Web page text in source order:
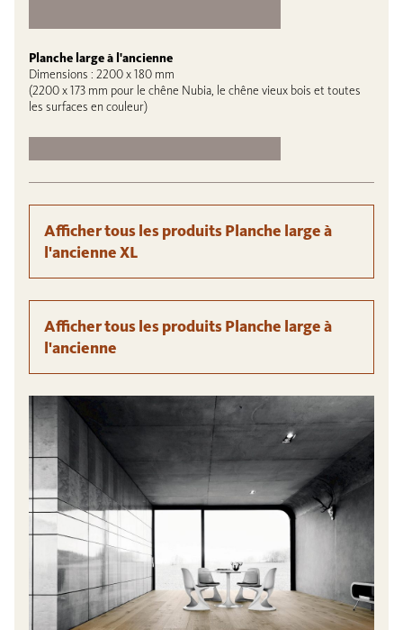
Planche large à l'ancienne
Dimensions : 2200 x 180 mm
(2200 x 173 mm pour le chêne Nubia, le chêne vieux bois et toutes
les surfaces en couleur)
Afficher tous les produits Planche large à
l'ancienne XL
Afficher tous les produits Planche large à
l'ancienne